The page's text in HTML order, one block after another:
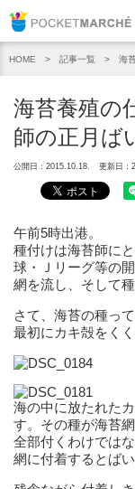
HOME 記事一覧 海
海苔養殖の
師の正月ば
公開日：2015.10.18. 更新日：
午前5時出港。
種付けは海苔師に
球・
Ｊリーグ等の
網を流し、そして
さて、海苔の種っ
最初にカキ殻をく
海の中に放たれた
す。 その種が海苔
全部付くわけではな
網に付着するとばい